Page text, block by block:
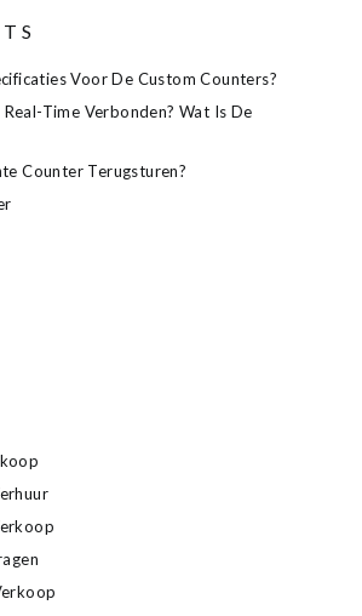
Voor De Custom Counters?
Time Verbonden? Wat Is De
Counter Terugsturen?